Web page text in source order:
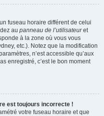
fuseau horaire différent de celui
au panneau de l’utilisateuret
à la zone où vous vous
etc.). Notez que la modification
n’est accessible qu’aux
enregistré, c’est le bon moment
est toujours incorrecte !
votre fuseau horaire et que